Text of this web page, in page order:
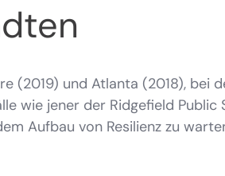
(2019) und Atlanta (2018), bei
wie jener der Ridgefield
Aufbau von Resilienz zu